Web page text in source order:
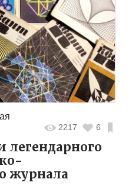
2217 6
журнала